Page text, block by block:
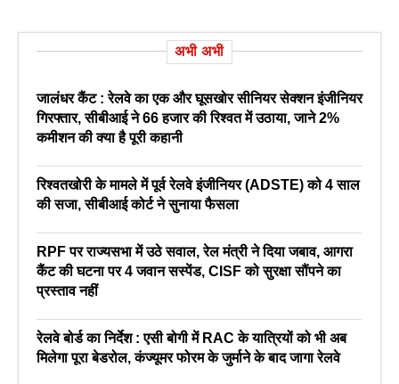
अभी अभी
जालंधर कैंट : रेलवे का एक और घूसखोर सीनियर सेक्शन इंजीनियर
गिरफ्तार, सीबीआई ने 66 हजार की रिश्वत में उठाया, जाने 2%
कमीशन की क्या है पूरी कहानी
रिश्वतखोरी के मामले में पूर्व रेलवे इंजीनियर (ADSTE) को 4 साल
की सजा, सीबीआई कोर्ट ने सुनाया फैसला
RPF पर राज्यसभा में उठे सवाल, रेल मंत्री ने दिया जबाव, आगरा
कैंट की घटना पर 4 जवान सस्पेंड, CISF को सुरक्षा सौंपने का
प्रस्ताव नहीं
रेलवे बोर्ड का निर्देश : एसी बोगी में RAC के यात्रियों को भी अब
मिलेगा पूरा बेडरोल, कंज्यूमर फोरम के जुर्माने के बाद जागा रेलवे